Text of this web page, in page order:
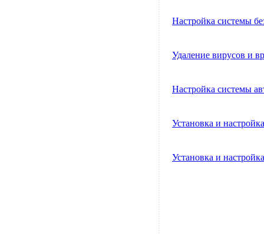
Настройка системы
Удаление вирусов и
Настройка системы
Установка и
Установка и